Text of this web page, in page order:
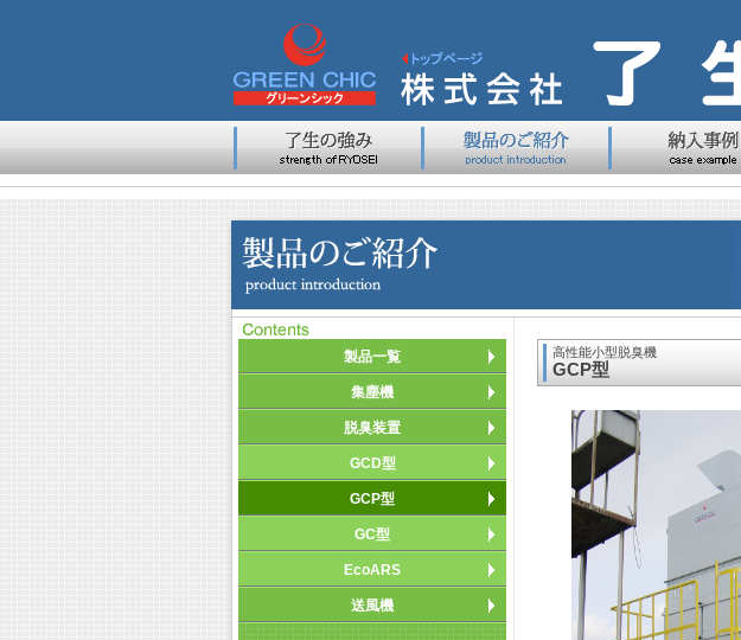
高性能小型脱臭機
GCP型
製品一覧
集塵機
脱臭装置
GCD型
GCP型
GC型
EcoARS
送風機